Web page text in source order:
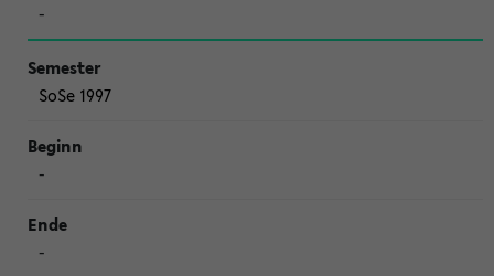
-
SoSe 1997
-
-